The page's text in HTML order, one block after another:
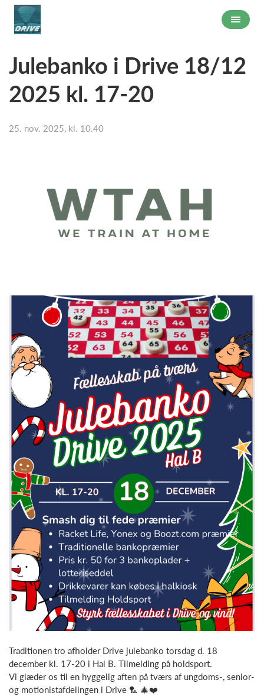
Julebanko i Drive 18/12
2025 kl. 17-20
25. nov. 2025, kl. 10.40
Traditionen tro afholder Drive julebanko torsdag d. 18
december kl. 17-20 i Hal B. Tilmelding på holdsport.
Vi glæder os til en hyggelig aften på tværs af ungdoms-, senior-
og motionistafdelingen i Drive 🏸 🎄❤️